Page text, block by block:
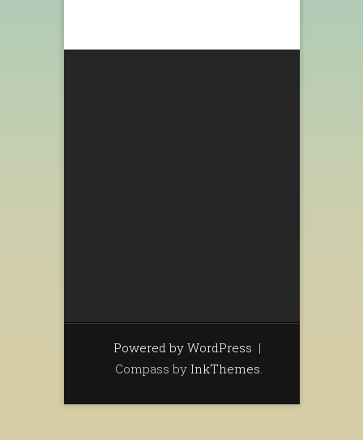
Powered by WordPress |
Compass by InkThemes.